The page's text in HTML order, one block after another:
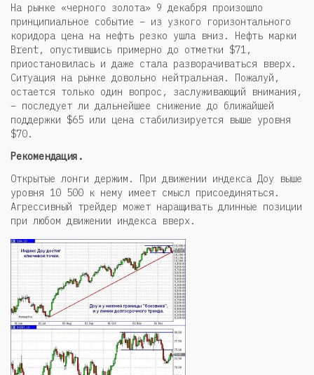
На рынке «черного золота» 9 декабря произошло
принципиальное событие – из узкого горизонтального
коридора цена на нефть резко ушла вниз. Нефть марки
Brent, опустившись примерно до отметки $71,
приостановилась и даже стала разворачиваться вверх.
Ситуация на рынке довольно нейтральная. Пожалуй,
остается только один вопрос, заслуживающий внимания,
– последует ли дальнейшее снижение до ближайшей
поддержки $65 или цена стабилизируется выше уровня
$70.
Рекомендация.
Открытые лонги держим. При движении индекса Доу выше
уровня 10 500 к нему имеет смысл присоединяться.
Агрессивный трейдер может наращивать длинные позиции
при любом движении индекса вверх.